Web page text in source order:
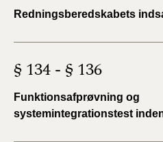
Redningsberedskabets
§ 134 - § 136
Funktionsafprøvning og
systemintegrationstest